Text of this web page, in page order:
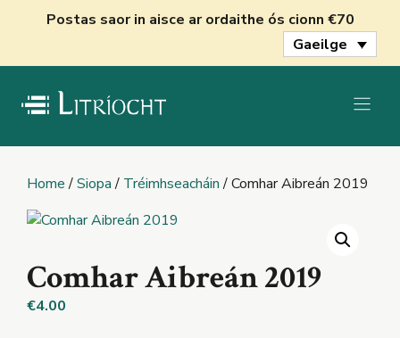
Postas saor in aisce ar ordaithe ós cionn €70
Gaeilge
Home/Siopa/ Tréimhseacháin/ Comhar Aibreán 2019
Comhar Aibreán 2019
€4.00